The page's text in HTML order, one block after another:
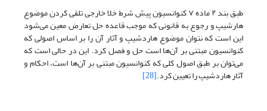
طبق بند ۲ ماده ۷ کنوانسیون پیش شرط خلا خارجی تلقی کردن موضوع
هارشیپ و رجوع به قانونی که موجب قاعده حل تعارض معین می‌شود
این است که نتوان موضوع هاردشیپ و آثار آن را بر اساس اصولی که
کنوانسیون مبتنی بر آن‌ها است حل و فصل کرد. این در حالی است که
می‌توان بر طبق اصول کلی که کنوانسیون مبتنی بر آن‌ها است، احکام و
آثار هاردشیپ را تعیین کرد.[28]